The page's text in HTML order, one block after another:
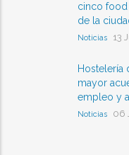
cinco food
de la
Noticias 13
Hostelería
mayor
empleo y
Noticias 06